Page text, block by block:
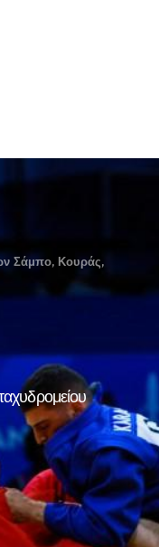
Σάμπο, Κουράς,